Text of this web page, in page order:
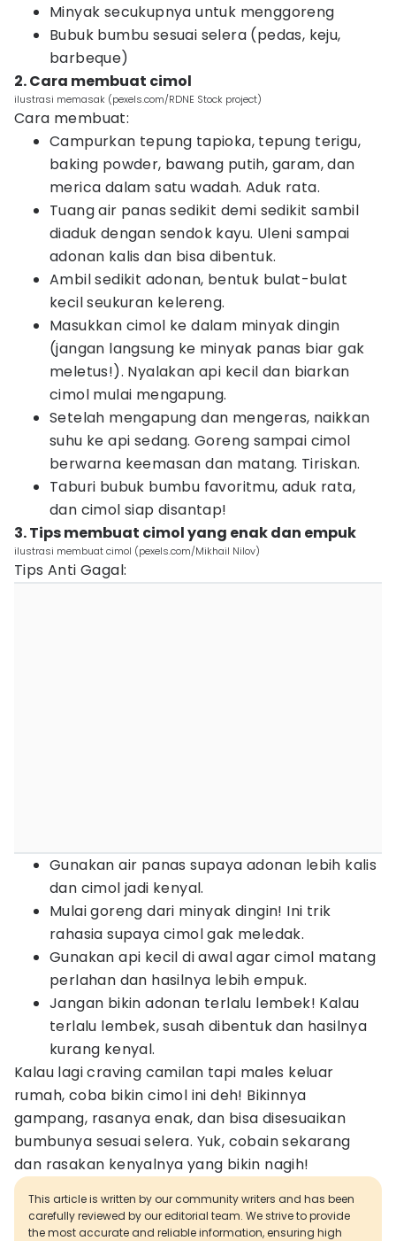
Minyak secukupnya untuk menggoreng
Bubuk bumbu sesuai selera (pedas, keju,
barbeque)
2. Cara membuat cimol
ilustrasi memasak (pexels.com/RDNE Stock project)
Cara membuat:
Campurkan tepung tapioka, tepung terigu,
baking powder, bawang putih, garam, dan
merica dalam satu wadah. Aduk rata.
Tuang air panas sedikit demi sedikit sambil
diaduk dengan sendok kayu. Uleni sampai
adonan kalis dan bisa dibentuk.
Ambil sedikit adonan, bentuk bulat-bulat
kecil seukuran kelereng.
Masukkan cimol ke dalam minyak dingin
(jangan langsung ke minyak panas biar gak
meletus!). Nyalakan api kecil dan biarkan
cimol mulai mengapung.
Setelah mengapung dan mengeras, naikkan
suhu ke api sedang. Goreng sampai cimol
berwarna keemasan dan matang. Tiriskan.
Taburi bubuk bumbu favoritmu, aduk rata,
dan cimol siap disantap!
3. Tips membuat cimol yang enak dan empuk
ilustrasi membuat cimol (pexels.com/Mikhail Nilov)
Tips Anti Gagal:
Gunakan air panas supaya adonan lebih kalis
dan cimol jadi kenyal.
Mulai goreng dari minyak dingin! Ini trik
rahasia supaya cimol gak meledak.
Gunakan api kecil di awal agar cimol matang
perlahan dan hasilnya lebih empuk.
Jangan bikin adonan terlalu lembek! Kalau
terlalu lembek, susah dibentuk dan hasilnya
kurang kenyal.
Kalau lagi craving camilan tapi males keluar
rumah, coba bikin cimol ini deh! Bikinnya
gampang, rasanya enak, dan bisa disesuaikan
bumbunya sesuai selera. Yuk, cobain sekarang
dan rasakan kenyalnya yang bikin nagih!
This article is written by our community writers and has been
carefully reviewed by our editorial team. We strive to provide
the most accurate and reliable information, ensuring high